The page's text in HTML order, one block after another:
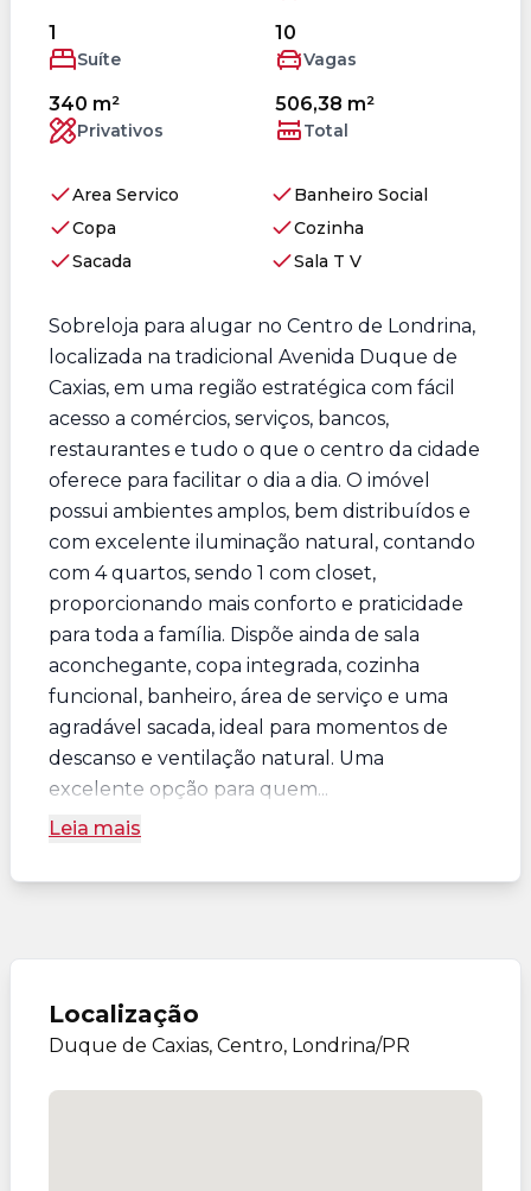
1
Suíte
10
Vagas
340 m²
Privativos
506,38 m²
Total
Area Servico
Banheiro Social
Copa
Cozinha
Sacada
Sala T V
Sobreloja para alugar no Centro de Londrina,
localizada na tradicional Avenida Duque de
Caxias, em uma região estratégica com fácil
acesso a comércios, serviços, bancos,
restaurantes e tudo o que o centro da cidade
oferece para facilitar o dia a dia. O imóvel
possui ambientes amplos, bem distribuídos e
com excelente iluminação natural, contando
com 4 quartos, sendo 1 com closet,
proporcionando mais conforto e praticidade
para toda a família. Dispõe ainda de sala
aconchegante, copa integrada, cozinha
funcional, banheiro, área de serviço e uma
agradável sacada, ideal para momentos de
descanso e ventilação natural. Uma
excelente opção para quem...
Leia mais
Localização
Duque de Caxias, Centro, Londrina/PR